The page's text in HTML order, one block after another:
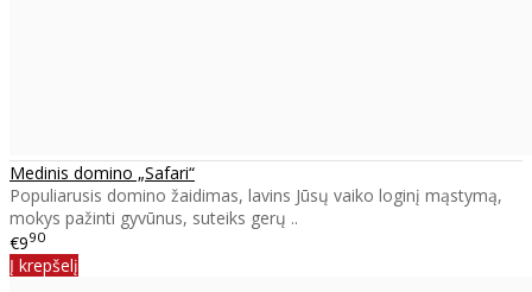
Medinis domino „Safari“
Populiarusis domino žaidimas, lavins Jūsų vaiko loginį mąstymą,
mokys pažinti gyvūnus, suteiks gerų ..
€990
Į krepšelį